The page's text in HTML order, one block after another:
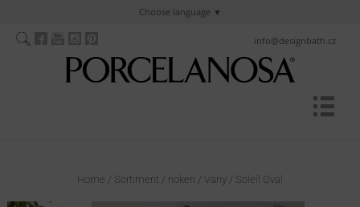
Choose language
info@designbath.cz
Home / Sortiment / noken / Vany/ Soleil Oval